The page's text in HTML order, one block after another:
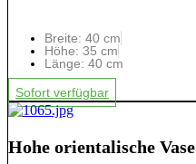
Breite: 40 cm
Höhe: 35 cm
Länge: 40 cm
Sofort verfügbar
Hohe orientalische Vase